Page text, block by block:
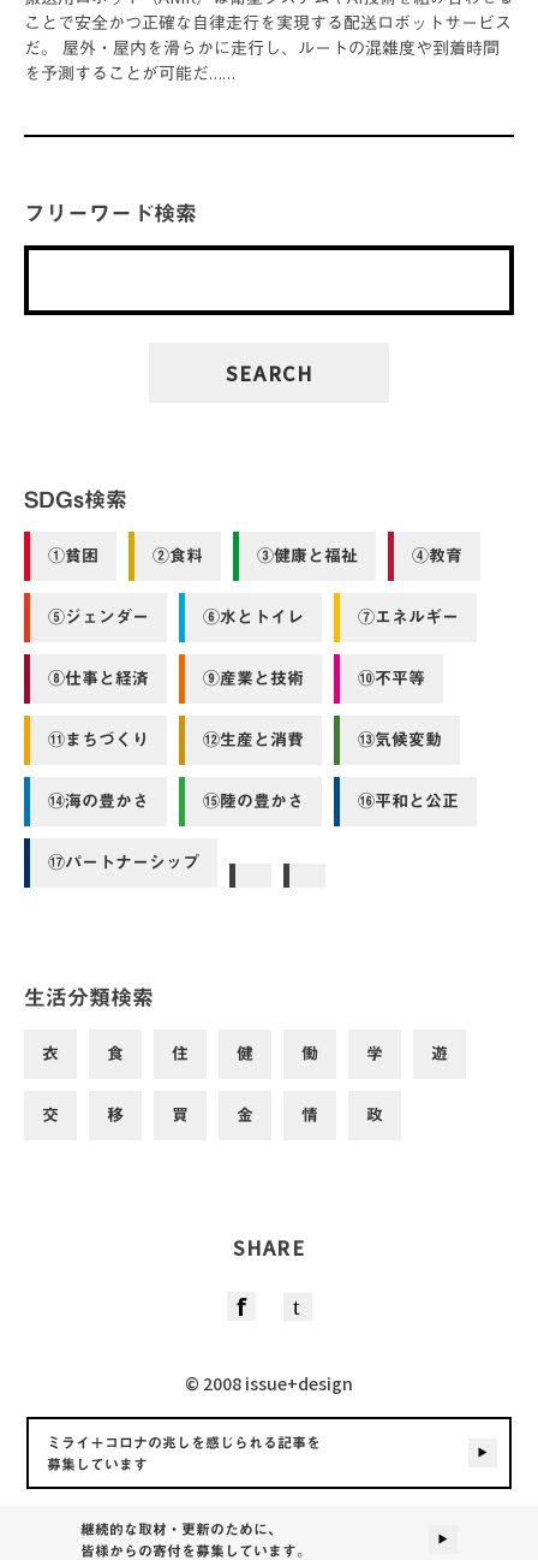
ミライ＋コロナの兆しを感じられる記事を
募集しています
ことで安全かつ正確な自律走行を実現する配送ロボットサービス
だ。 屋外・屋内を滑らかに走行し、ルートの混雑度や到着時間
を予測することが可能だ……
フリーワード検索
SDGs検索
①貧困 ②食料 ③健康と福祉 ④教育
⑤ジェンダー ⑥水とトイレ ⑦エネルギー
⑧仕事と経済 ⑨産業と技術 ⑩不平等
⑪まちづくり ⑫生産と消費 ⑬気候変動
⑭海の豊かさ ⑮陸の豊かさ ⑯平和と公正
⑰パートナーシップ
生活分類検索
衣 食 住 健 働 学 遊
交 移 買 金 情 政
SHARE
© 2008 issue+design
継続的な取材・更新のために、
皆様からの寄付を募集しています。